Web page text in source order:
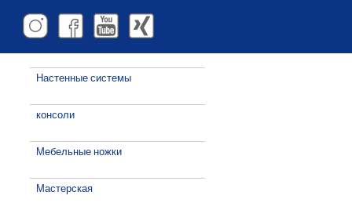
Настенные системы
консоли
Мебельные ножки
Мастерская